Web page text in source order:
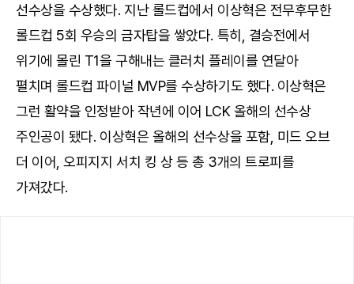
선수상을 수상했다. 지난 롤드컵에서 이상혁은 전무후무한
롤드컵 5회 우승의 금자탑을 쌓았다. 특히, 결승전에서
위기에 몰린 T1을 구해내는 클러치 플레이를 연달아
펼치며 롤드컵 파이널 MVP를 수상하기도 했다. 이상혁은
그런 활약을 인정받아 작년에 이어 LCK 올해의 선수상
주인공이 됐다. 이상혁은 올해의 선수상을 포함, 미드 오브
더 이어, 오피지지 서치 킹 상 등 총 3개의 트로피를
가져갔다.